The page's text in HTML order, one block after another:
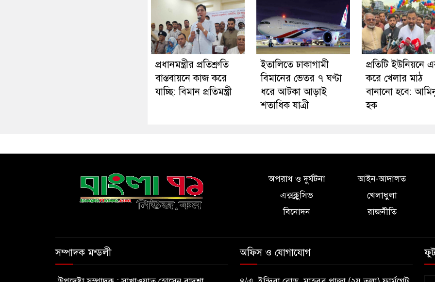
প্রধানমন্ত্রীর প্রতিশ্রুতি
বাস্তবায়নে কাজ করে
যাচ্ছি: বিমান প্রতিমন্ত্রী
ইতালিতে ঢাকাগামী
বিমানের ভেতর ৭ ঘণ্টা
ধরে আটকা আড়াই
শতাধিক যাত্রী
প্রতিটি ইউনিয়নে
করে খেলার মাঠ
বানানো হবে:
হক
অপরাধ ও দুর্ঘটনা
আইন-আদালত
এক্সক্লুসিভ
খেলাধুলা
বিনোদন
রাজনীতি
সম্পাদক মন্ডলী অফিস ও যোগাযোগ